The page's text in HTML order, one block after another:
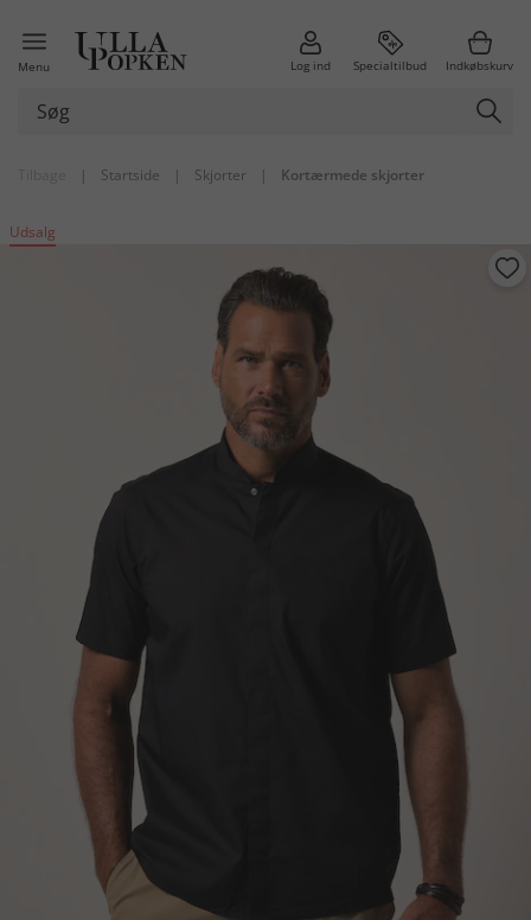
Menu Log ind Specialtilbud Indkøbskurv
| Startside | Skjorter | Kortærmede skjorter
Udsalg